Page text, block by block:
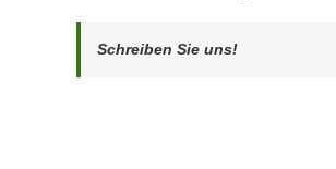
Schreiben Sie uns!